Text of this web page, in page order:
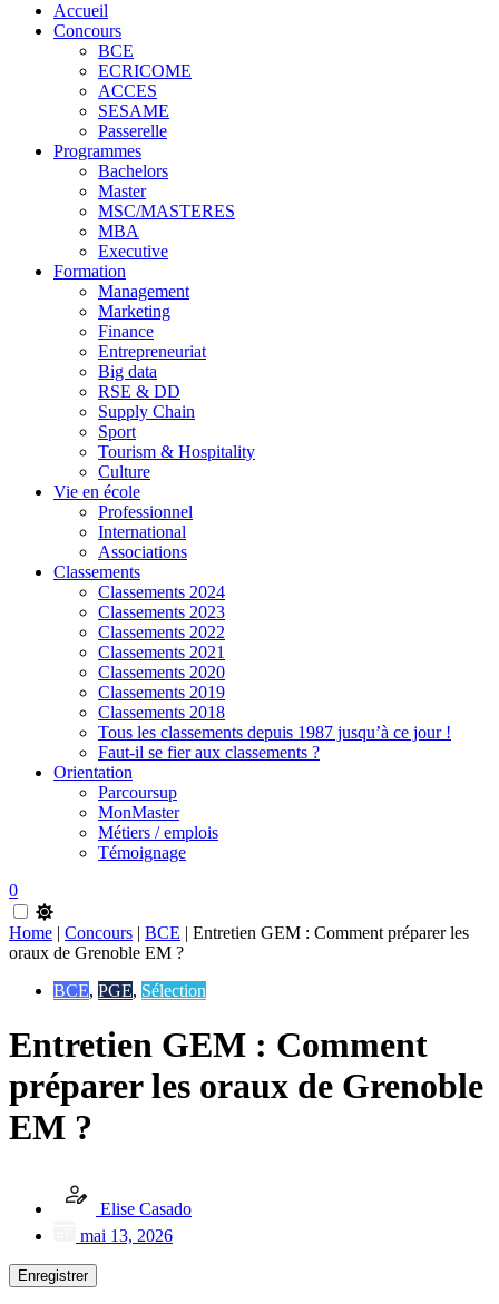
Accueil
Concours
BCE
ECRICOME
ACCES
SESAME
Passerelle
Programmes
Bachelors
Master
MSC/MASTERES
MBA
Executive
Formation
Management
Marketing
Finance
Entrepreneuriat
Big data
RSE & DD
Supply Chain
Sport
Tourism & Hospitality
Culture
Vie en école
Professionnel
International
Associations
Classements
Classements 2024
Classements 2023
Classements 2022
Classements 2021
Classements 2020
Classements 2019
Classements 2018
Tous les classements depuis 1987 jusqu’à ce jour !
Faut-il se fier aux classements ?
Orientation
Parcoursup
MonMaster
Métiers / emplois
Témoignage
0
Home | Concours | BCE | Entretien GEM : Comment préparer les
oraux de Grenoble EM ?
BCE, PGE, Sélection
Entretien GEM : Comment
préparer les oraux de Grenoble
EM ?
Elise Casado
mai 13, 2026
Enregistrer